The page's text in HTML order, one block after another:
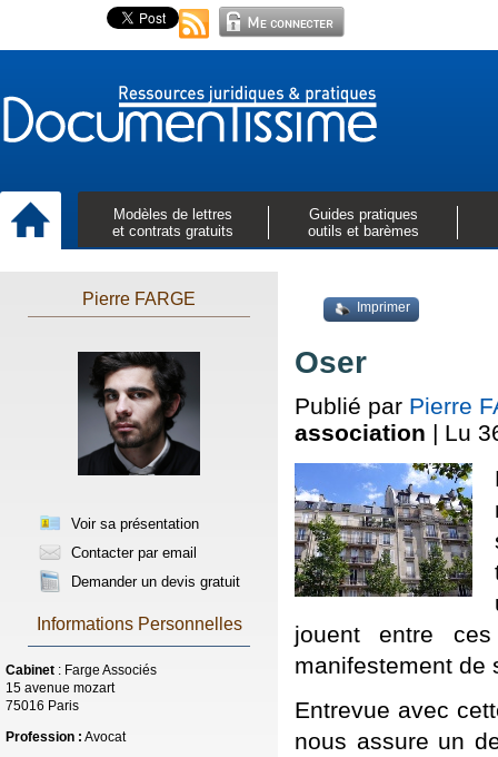
Modèles de lettres
et contrats gratuits
Guides pratiques
outils et barèmes
Pierre FARGE
Voir sa présentation
Contacter par email
Demander un devis gratuit
Informations Personnelles
Cabinet : Farge Associés
15 avenue mozart
75016 Paris
Profession : Avocat
Imprimer
Oser
Publié par Pierre
association | Lu
jouent entre
manifestement de
Entrevue avec
nous assure un